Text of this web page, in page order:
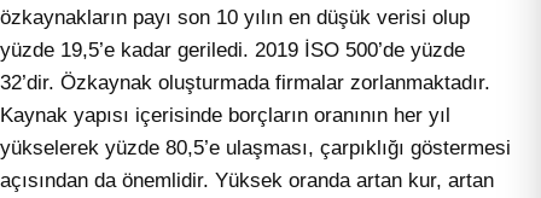
özkaynakların payı son 10 yılın en düşük verisi olup
yüzde 19,5’e kadar geriledi. 2019 İSO 500’de yüzde
32’dir. Özkaynak oluşturmada firmalar zorlanmaktadır.
Kaynak yapısı içerisinde borçların oranının her yıl
yükselerek yüzde 80,5’e ulaşması, çarpıklığı göstermesi
açısından da önemlidir. Yüksek oranda artan kur, artan